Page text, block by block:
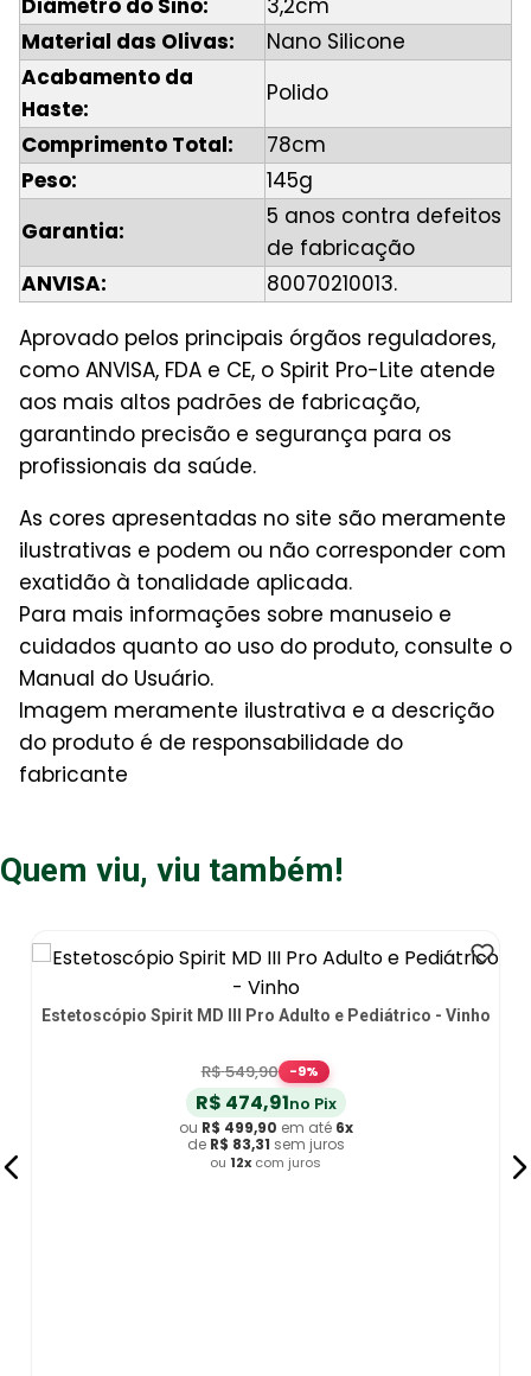
Material das Olivas:
Nano Silicone
Acabamento da
Haste:
Polido
Comprimento Total:
78cm
Peso:
145g
Garantia:
5 anos contra defeitos
de fabricação
ANVISA:
80070210013.
Aprovado pelos principais órgãos reguladores,
como ANVISA, FDA e CE, o Spirit Pro-Lite atende
aos mais altos padrões de fabricação,
garantindo precisão e segurança para os
profissionais da saúde.
As cores apresentadas no site são meramente
ilustrativas e podem ou não corresponder com
exatidão à tonalidade aplicada.
Para mais informações sobre manuseio e
cuidados quanto ao uso do produto, consulte o
Manual do Usuário.
Imagem meramente ilustrativa e a descrição
do produto é de responsabilidade do
fabricante
Quem viu, viu também!
Estetoscópio Spirit MD III Pro Adulto e Pediátrico - Vinho
R$549,90 -9%
R$ 474,91no Pix
ou R$ 499,90 em até 6x
de R$ 83,31 sem juros
ou 12x com juros